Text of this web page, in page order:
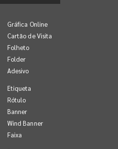
Gráfica Online
Cartão de Visita
Folheto
Folder
Adesivo
Etiqueta
Rótulo
Banner
Wind Banner
Faixa